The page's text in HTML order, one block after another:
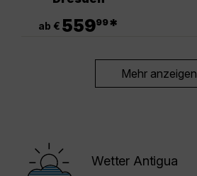
ab € 55999*
Mehr anzeigen
Wetter Antigua